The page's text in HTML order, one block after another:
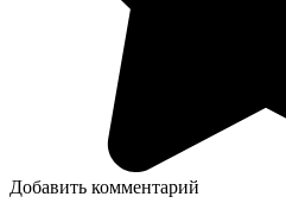
Добавить комментарий